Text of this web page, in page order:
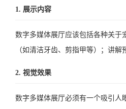
1. 展示内容
数字多媒体展厅应该包括各种关于
（如清洁牙齿、剪指甲等）；讲
2. 视觉效果
数字多媒体展厅必须有一个吸引人